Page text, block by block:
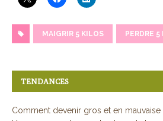
MAIGRIR 5 KILOS PERDRE
TENDANCES
Comment devenir gros et en mauvaise